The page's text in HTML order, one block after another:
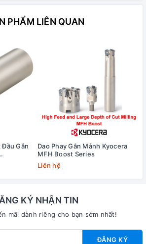
PHẨM LIÊN QUAN
Đầu Gắn
Dao Phay Gắn Mảnh Kyocera
MFH Boost Series
Liên hệ
KÝ NHẬN TIN
mãi dành riêng cho bạn sớm nhất!
ĐĂNG KÝ